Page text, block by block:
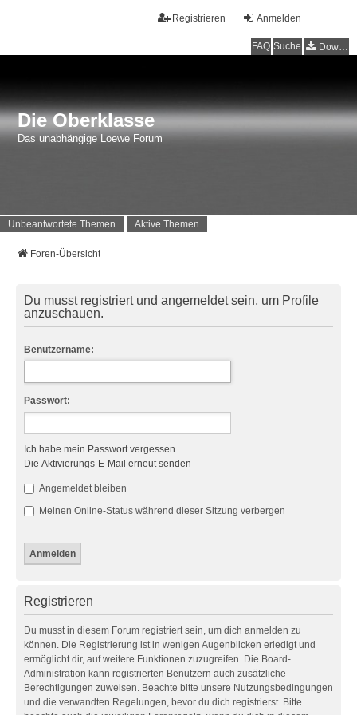
Anmelden
Registrieren
FAQ Suche Downloads
Die Oberklasse
Das unabhängige Loewe Forum
Unbeantwortete Themen Aktive Themen
Foren-Übersicht
Du musst registriert und angemeldet sein, um Profile
anzuschauen.
Benutzername:
Passwort:
Ich habe mein Passwort vergessen
Die Aktivierungs-E-Mail erneut senden
Angemeldet bleiben
Meinen Online-Status während dieser Sitzung verbergen
Registrieren
Du musst in diesem Forum registriert sein, um dich anmelden zu
können. Die Registrierung ist in wenigen Augenblicken erledigt und
ermöglicht dir, auf weitere Funktionen zuzugreifen. Die Board-
Administration kann registrierten Benutzern auch zusätzliche
Berechtigungen zuweisen. Beachte bitte unsere Nutzungsbedingungen
und die verwandten Regelungen, bevor du dich registrierst. Bitte